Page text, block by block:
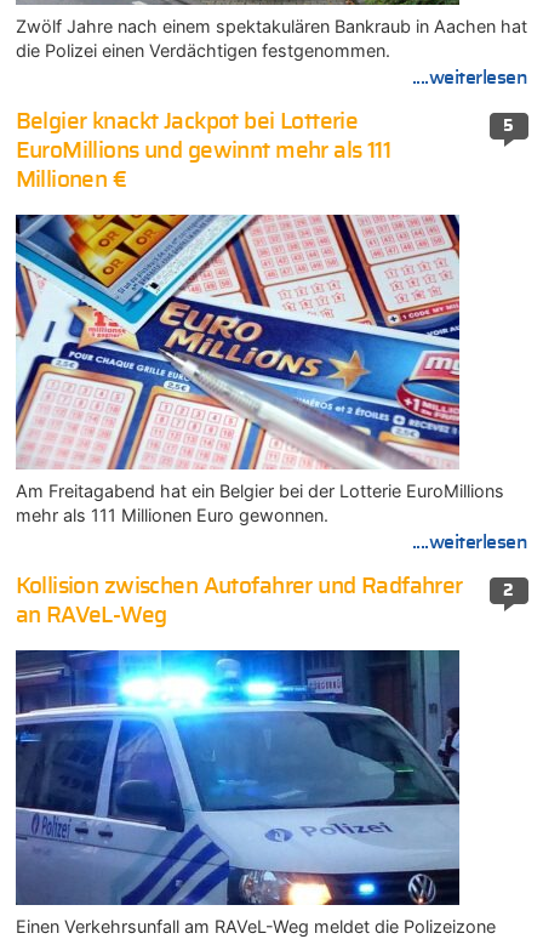
Zwölf Jahre nach einem spektakulären Bankraub in Aachen hat
die Polizei einen Verdächtigen festgenommen.
....weiterlesen
5
Belgier knackt Jackpot bei Lotterie
EuroMillions und gewinnt mehr als 111
Millionen €
Am Freitagabend hat ein Belgier bei der Lotterie EuroMillions
mehr als 111 Millionen Euro gewonnen.
....weiterlesen
2
Kollision zwischen Autofahrer und Radfahrer
an RAVeL-Weg
Einen Verkehrsunfall am RAVeL-Weg meldet die Polizeizone